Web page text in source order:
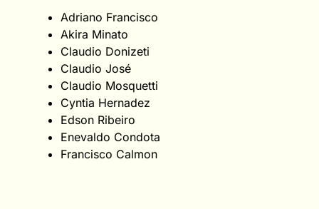
Adriano Francisco
Akira Minato
Claudio Donizeti
Claudio José
Claudio Mosquetti
Cyntia Hernadez
Edson Ribeiro
Enevaldo Condota
Francisco Calmon